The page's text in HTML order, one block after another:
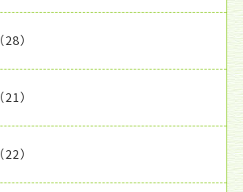
（28）
（21）
（22）